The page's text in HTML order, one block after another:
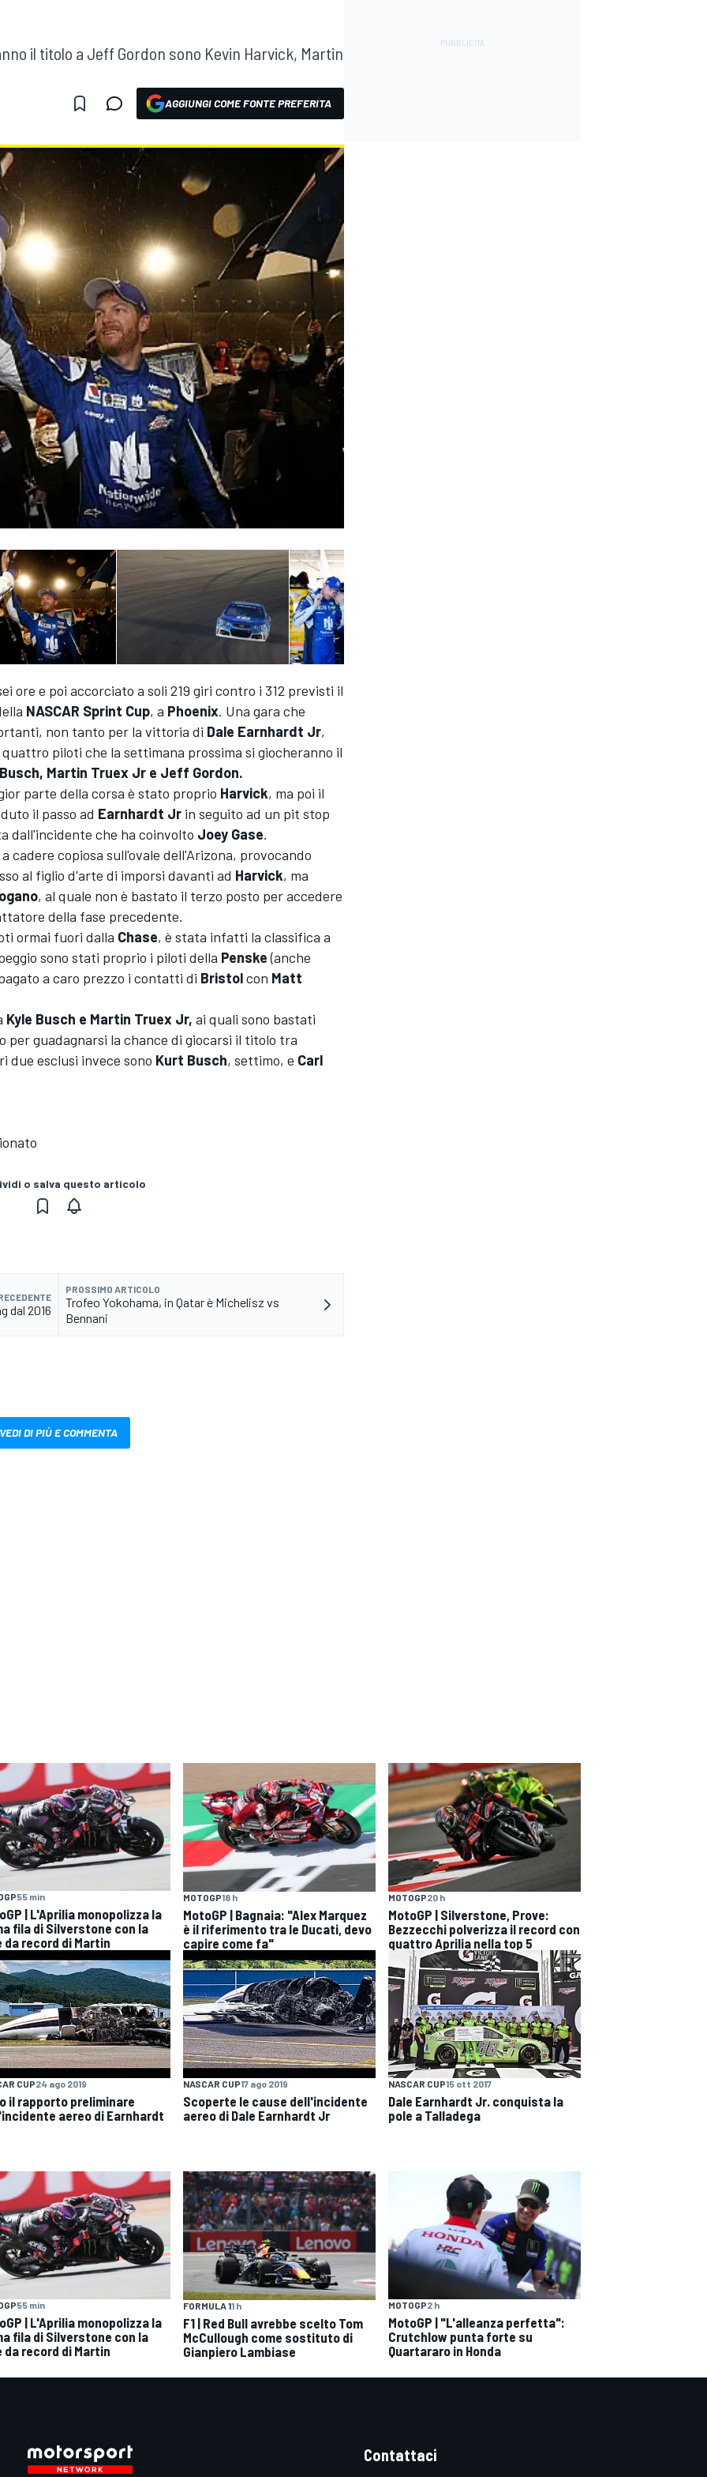
il titolo a Jeff Gordon sono Kevin Harvick, Martin
AGGIUNGI COME FONTE PREFERITA
ore e poi accorciato a soli 219 giri contro i 312 previsti il
NASCAR Sprint Cup, a Phoenix. Una gara che
non tanto per la vittoria di Dale Earnhardt Jr,
piloti che la settimana prossima si giocheranno il
Martin Truex Jr e Jeff Gordon.
parte della corsa è stato proprio Harvick, ma poi il
il passo ad Earnhardt Jr in seguito ad un pit stop
dall'incidente che ha coinvolto Joey Gase.
cadere copiosa sull'ovale dell'Arizona, provocando
al figlio d'arte di imporsi davanti ad Harvick, ma
, al quale non è bastato il terzo posto per accedere
della fase precedente.
ormai fuori dalla Chase, è stata infatti la classifica a
sono stati proprio i piloti della Penske(anche
a caro prezzo i contatti di Bristolcon Matt
Kyle Busch e Martin Truex Jr, ai quali sono bastati
per guadagnarsi la chance di giocarsi il titolo tra
due esclusi invece sono Kurt Busch, settimo, e Carl
o salva questo articolo
dal 2016
PROSSIMO ARTICOLO
Trofeo Yokohama, in Qatar è Michelisz vs
Bennani
VEDI DI PIÙ E COMMENTA
55 min
| L'Aprilia monopolizza la
fila di Silverstone con la
da record di Martin
MOTOGP18 h
MotoGP | Bagnaia: "Alex Marquez
è il riferimento tra le Ducati, devo
capire come fa"
MOTOGP20 h
MotoGP | Silverstone, Prove:
Bezzecchi polverizza il record con
quattro Aprilia nella top 5
CUP24 ago 2019
il rapporto preliminare
aereo di Earnhardt
NASCAR CUP17 ago 2019
Scoperte le cause dell'incidente
aereo di Dale Earnhardt Jr
NASCAR CUP15 ott 2017
Dale Earnhardt Jr. conquista la
pole a Talladega
55 min
| L'Aprilia monopolizza la
fila di Silverstone con la
da record di Martin
FORMULA 11 h
F1 | Red Bull avrebbe scelto Tom
McCullough come sostituto di
Gianpiero Lambiase
MOTOGP2 h
MotoGP | "L'alleanza perfetta":
Crutchlow punta forte su
Quartararo in Honda
Contattaci